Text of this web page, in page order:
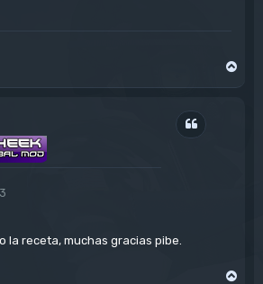
Citar
la receta, muchas gracias pibe.